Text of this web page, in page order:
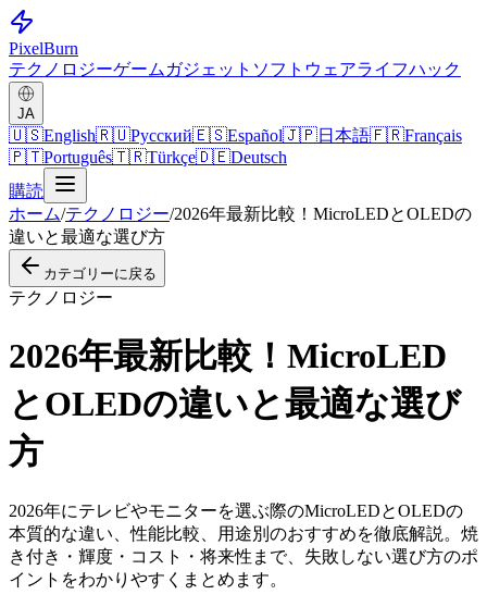
PixelBurn
テクノロジーゲーム ガジェット ソフトウェアライフハック
JA
🇺🇸English🇷🇺Русский🇪🇸Español🇯🇵日本語🇫🇷Français
🇵🇹Português🇹🇷Türkçe🇩🇪Deutsch
購読
ホーム/テクノロジー/2026年最新比較！MicroLEDとOLEDの
違いと最適な選び方
カテゴリーに戻る
テクノロジー
2026年最新比較！MicroLED
とOLEDの違いと最適な選び
方
2026年にテレビやモニターを選ぶ際のMicroLEDとOLEDの
本質的な違い、性能比較、用途別のおすすめを徹底解説。焼
き付き・輝度・コスト・将来性まで、失敗しない選び方のポ
イントをわかりやすくまとめます。